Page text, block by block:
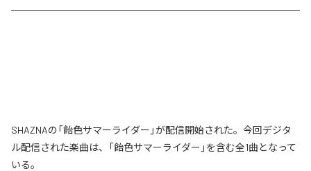
SHAZNAの「飴色サマーライダー」が配信開始された。今回デジタ
ル配信された楽曲は、「飴色サマーライダー」を含む全1曲となって
いる。